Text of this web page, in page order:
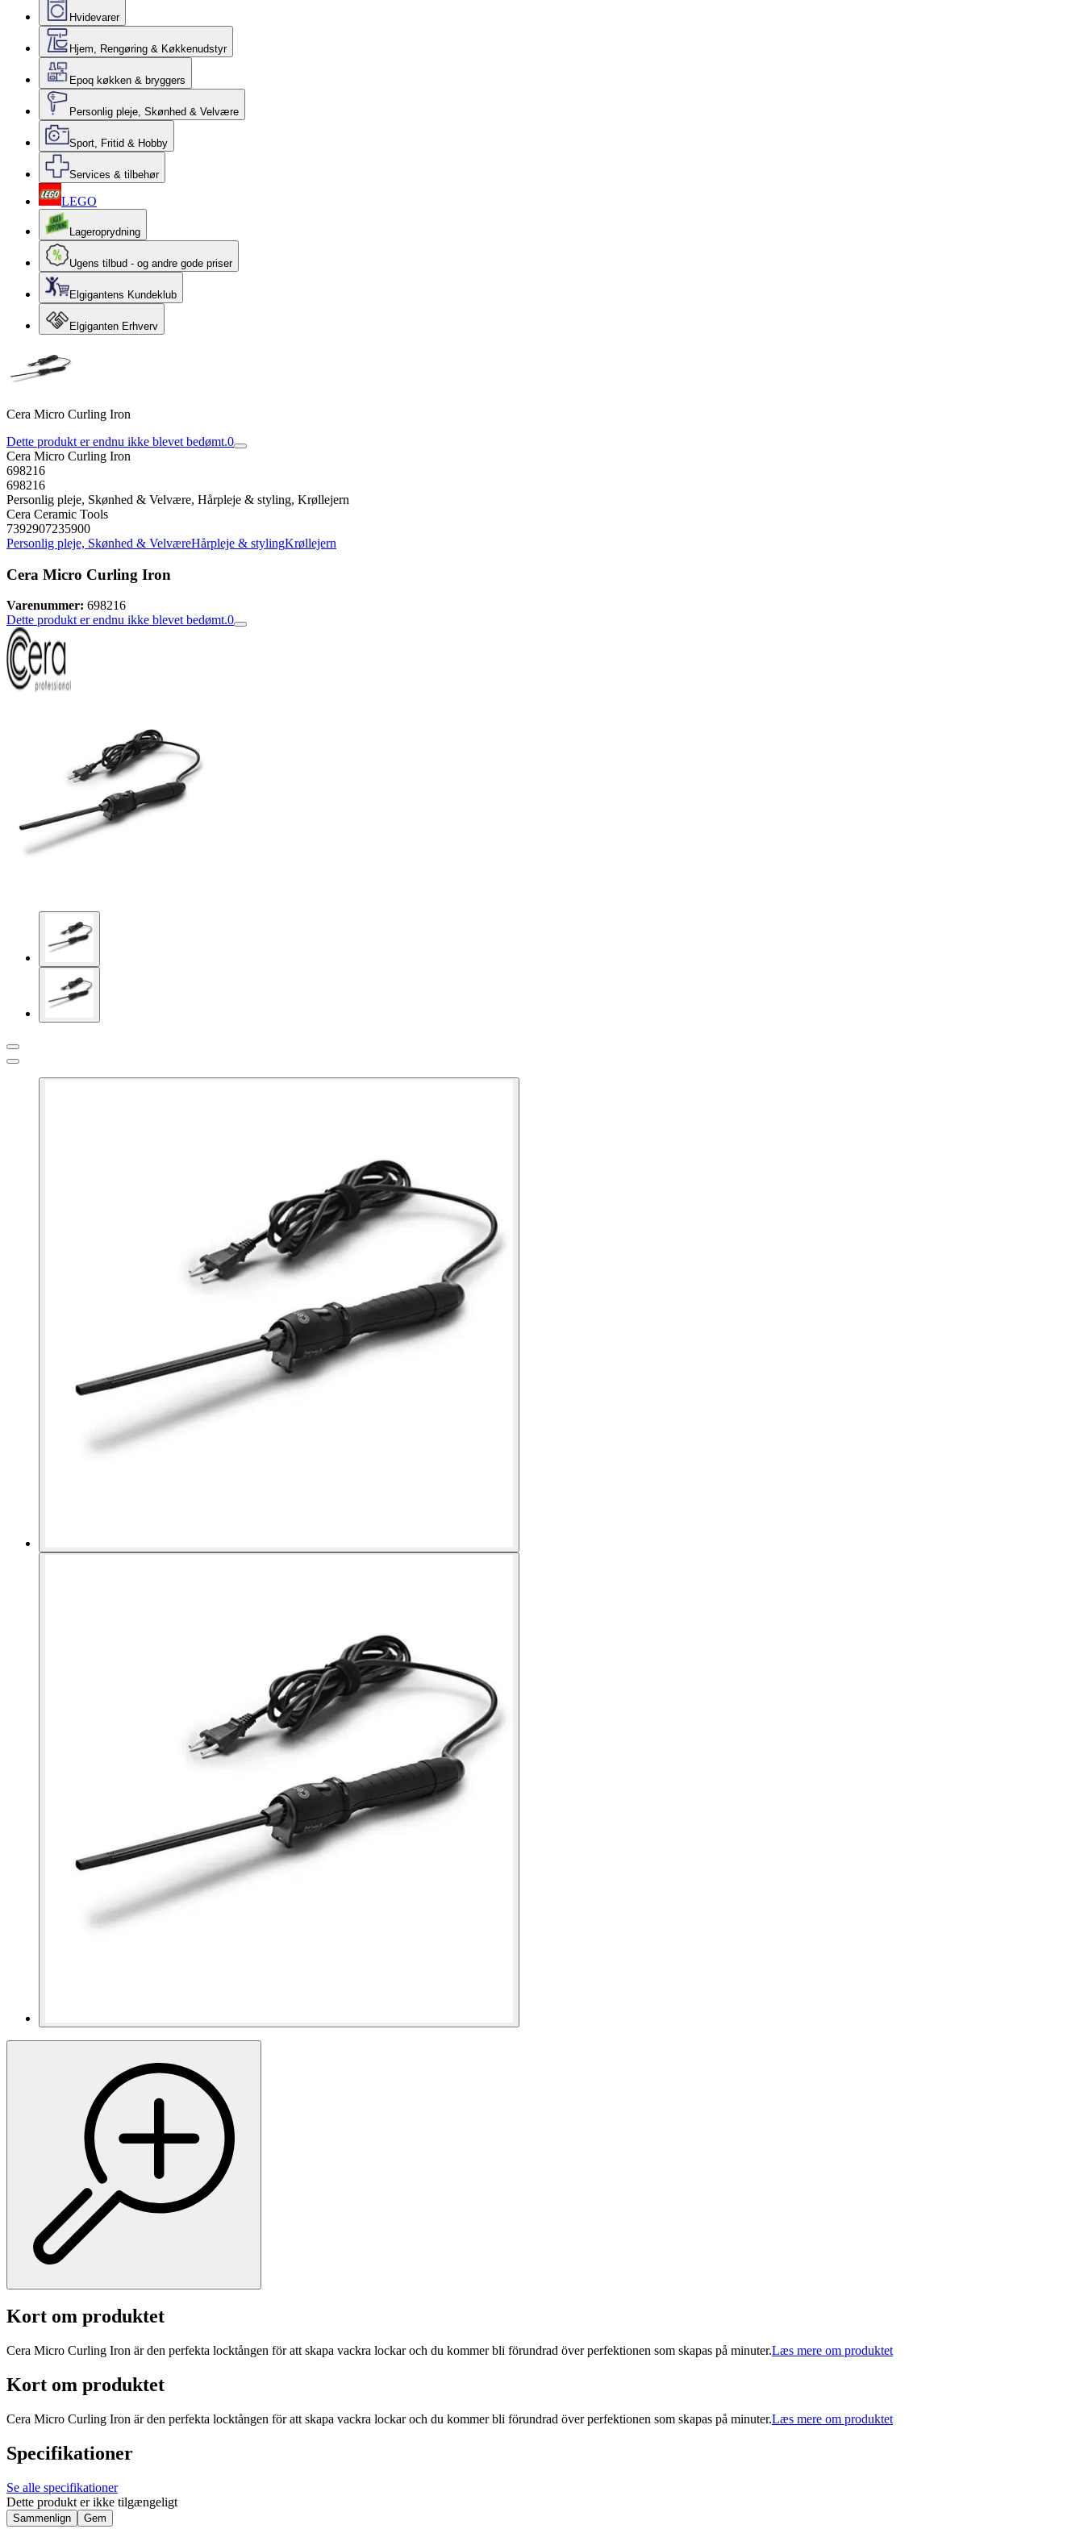
Hvidevarer
Hjem, Rengøring & Køkkenudstyr
Epoq køkken & bryggers
Personlig pleje, Skønhed & Velvære
Sport, Fritid & Hobby
Services & tilbehør
LEGO
Lageroprydning
Ugens tilbud - og andre gode priser
Elgigantens Kundeklub
Elgiganten Erhverv
Cera Micro Curling Iron
Dette produkt er endnu ikke blevet bedømt.0
Cera Micro Curling Iron
698216
698216
Personlig pleje, Skønhed & Velvære, Hårpleje & styling, Krøllejern
Cera Ceramic Tools
7392907235900
Personlig pleje, Skønhed & VelværeHårpleje & stylingKrøllejern
Cera Micro Curling Iron
Varenummer: 698216
Dette produkt er endnu ikke blevet bedømt.0
Kort om produktet
Cera Micro Curling Iron är den perfekta locktången för att skapa vackra lockar och du kommer bli förundrad över perfektionen som skapas på minuter.Læs mere om produktet
Kort om produktet
Cera Micro Curling Iron är den perfekta locktången för att skapa vackra lockar och du kommer bli förundrad över perfektionen som skapas på minuter.Læs mere om produktet
Specifikationer
Se alle specifikationer
Dette produkt er ikke tilgængeligt
Sammenlign Gem